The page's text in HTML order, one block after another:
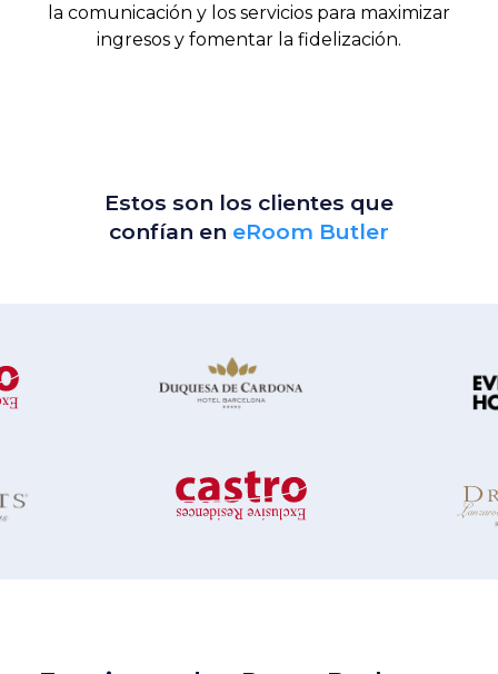
la comunicación y los servicios para maximizar
ingresos y fomentar la fidelización.
Estos son los clientes que
confían en eRoom Butler